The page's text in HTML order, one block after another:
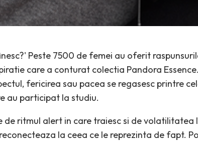
Peste 7500 de femei au oferit
care a conturat colectia Pandora
fericirea sau pacea se regasesc printre
au participat la studiu.
de ritmul alert in care traiesc si de volatilitatea
la ceea ce le reprezinta de fapt.